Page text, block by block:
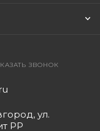
ЗВОНОК
ул.
РР